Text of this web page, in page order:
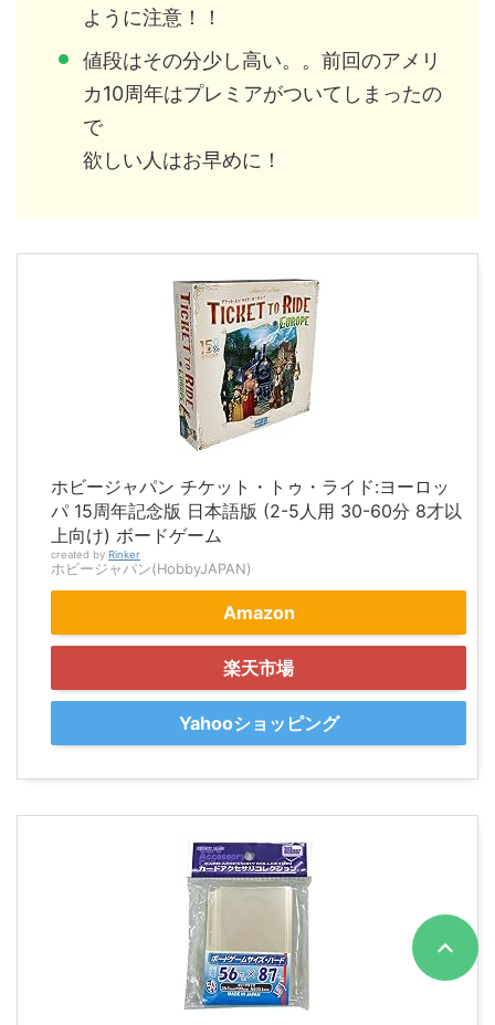
ように注意！！
値段はその分少し高い。。前回のアメリ
カ10周年はプレミアがついてしまったの
で
欲しい人はお早めに！
ホビージャパン チケット・トゥ・ライド:ヨーロッ
パ 15周年記念版 日本語版 (2-5人用 30-60分 8才以
上向け) ボードゲーム
created by Rinker
ホビージャパン(HobbyJAPAN)
Amazon
楽天市場
Yahooショッピング